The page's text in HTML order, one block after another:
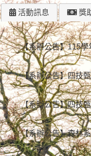
活動訊息 獎
【系辦公告】115
【系辦公告】四技
【系辦公告】四技
【系辦公告】森林